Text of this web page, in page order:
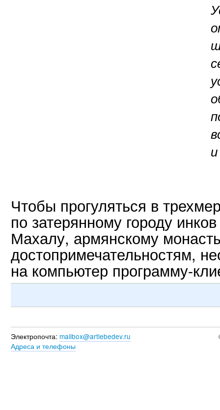
Чтобы прогуляться в
по затерянному городу
Махалу, армянскому
достопримечательностям,
на компьютер программу-
Электропочта: mailbox@artlebedev.ru
Адреса и телефоны